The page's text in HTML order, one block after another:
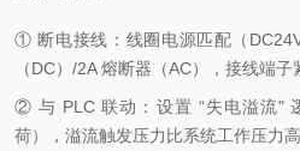
① 断电接线：线圈电源匹配（
（DC）/2A 熔断器（AC），接线端
② 与 PLC 联动：设置 “失电溢流"
荷），溢流触发压力比系统工作压力